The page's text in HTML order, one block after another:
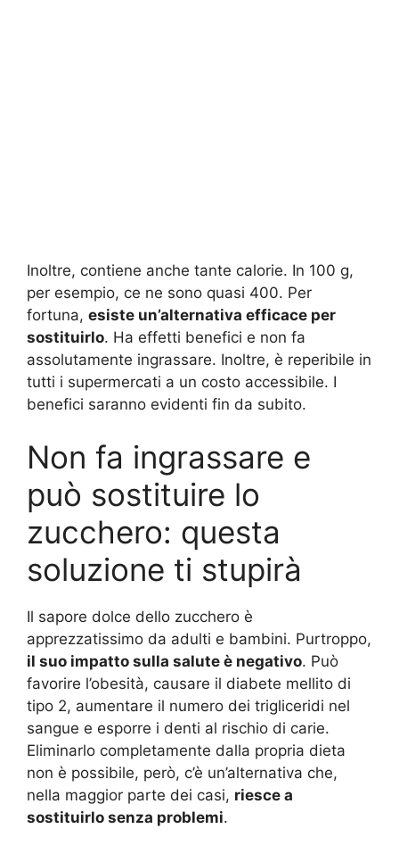
Inoltre, contiene anche tante calorie. In 100 g,
per esempio, ce ne sono quasi 400. Per
fortuna, esiste un’alternativa efficace per
sostituirlo. Ha effetti benefici e non fa
assolutamente ingrassare. Inoltre, è reperibile in
tutti i supermercati a un costo accessibile. I
benefici saranno evidenti fin da subito.
Non fa ingrassare e
può sostituire lo
zucchero: questa
soluzione ti stupirà
Il sapore dolce dello zucchero è
apprezzatissimo da adulti e bambini. Purtroppo,
il suo impatto sulla salute è negativo. Può
favorire l’obesità, causare il diabete mellito di
tipo 2, aumentare il numero dei trigliceridi nel
sangue e esporre i denti al rischio di carie.
Eliminarlo completamente dalla propria dieta
non è possibile, però, c’è un’alternativa che,
nella maggior parte dei casi, riesce a
sostituirlo senza problemi.